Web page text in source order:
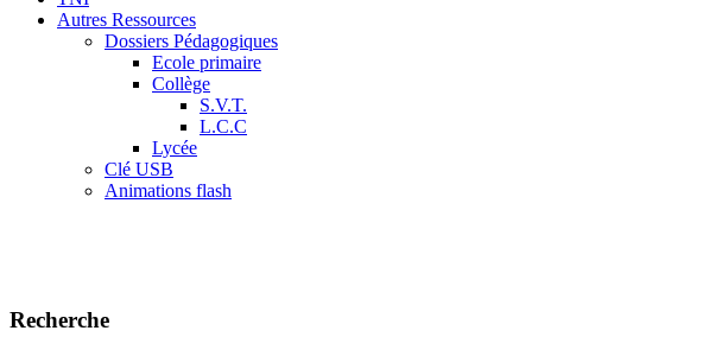
Autres Ressources
Dossiers Pédagogiques
Ecole primaire
Collège
S.V.T.
L.C.C
Lycée
Clé USB
Animations flash
Recherche